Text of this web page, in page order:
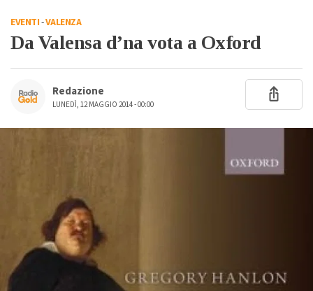
EVENTI-VALENZA
Da Valensa d’na vota a Oxford
Redazione
LUNEDÌ, 12 MAGGIO 2014 - 00:00